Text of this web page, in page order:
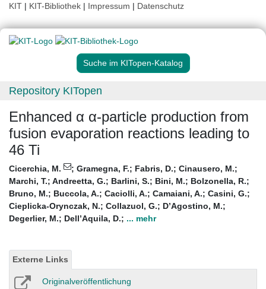
KIT | KIT-Bibliothek | Impressum | Datenschutz
Suche im KITopen-Katalog
Repository KITopen
Enhanced α α-particle production from
fusion evaporation reactions leading to
46 Ti
Cicerchia, M. ; Gramegna, F.; Fabris, D.; Cinausero, M.;
Marchi, T.; Andreetta, G.; Barlini, S.; Bini, M.; Bolzonella, R.;
Bruno, M.; Buccola, A.; Caciolli, A.; Camaiani, A.; Casini, G.;
Cieplicka-Orynczak, N.; Collazuol, G.; D’Agostino, M.;
Degerlier, M.; Dell’Aquila, D.; ... mehr
Externe Links
Originalveröffentlichung